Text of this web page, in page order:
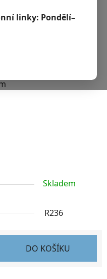
linky: Pondělí–
Skladem
R236
DO KOŠÍKU